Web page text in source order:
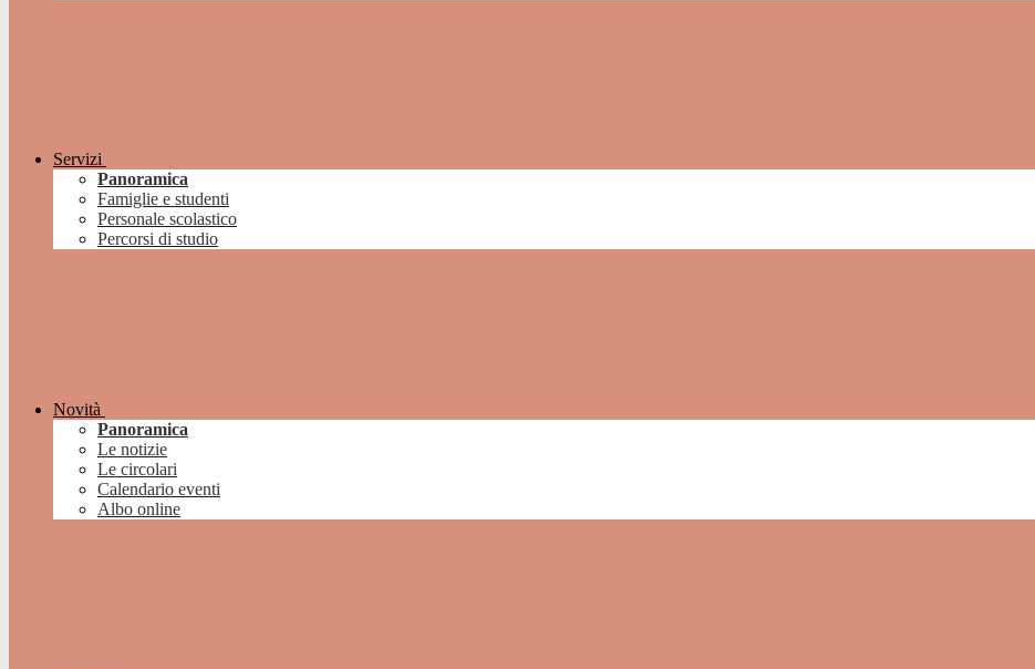
Servizi
Panoramica
Famiglie e studenti
Personale scolastico
Percorsi di studio
Novità
Panoramica
Le notizie
Le circolari
Calendario eventi
Albo online